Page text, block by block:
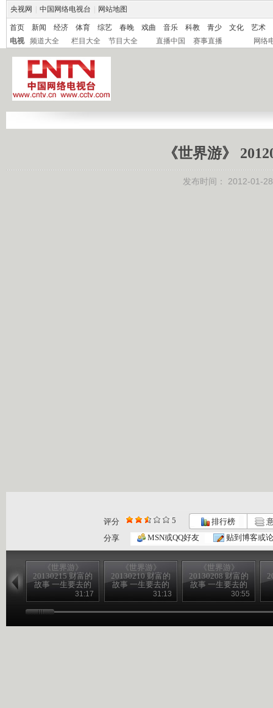
央视网 中国网络电视台 网站地图
首页 新闻 经济 体育 综艺 春晚 戏曲 音乐 科教 青少 文化
艺术
电视
频道大全 栏目大全 节目大全 直播中国 赛事直播 网络
《世界游》
发布时间： 2012-01-
评分 5 排行榜
分享
MSN或QQ好友 贴到博客或
《世界游》
20130215 财富的
故事 一生要去的
31:17
《世界游》
20130210 财富的
故事 一生要去的
31:13
《世界游》
20130208 财富的
故事 一生要去的
30:55